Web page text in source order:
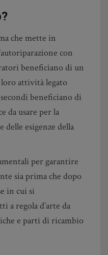
che mette in
con
beneficiano di un
attività legato
beneficiano di
da usare per la
delle esigenze della
per garantire
sia prima che dopo
in cui si
regola d’arte da
e parti di ricambio